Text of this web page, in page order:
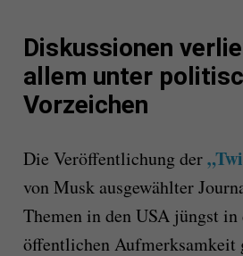
Diskussionen
allem unter
Vorzeichen
Die Veröffentlichung der
von Musk ausgewählter
Themen in den USA jüngst in
öffentlichen Aufmerksamkeit